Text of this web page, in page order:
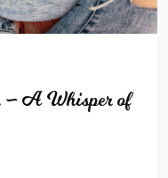
– A Whisper of